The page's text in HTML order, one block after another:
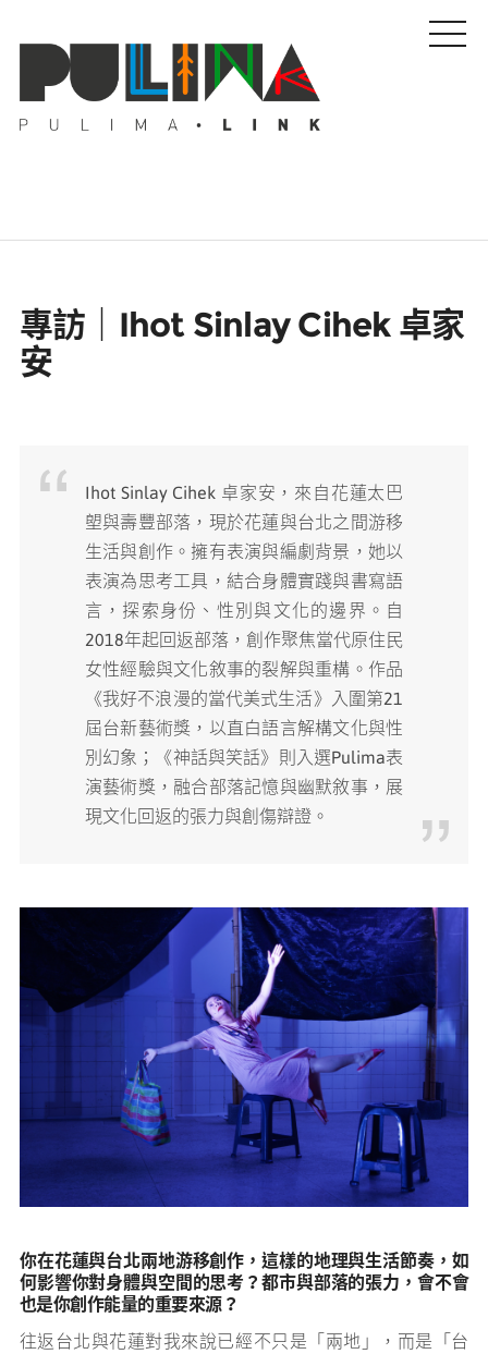
藝壇人物
媒體專區
原住民族文化藝術補助成果專區
展演櫥窗
關於我們
專訪｜Ihot Sinlay Cihek 卓家
安
Ihot Sinlay Cihek 卓家安，來自花蓮太巴
塱與壽豐部落，現於花蓮與台北之間游移
生活與創作。擁有表演與編劇背景，她以
表演為思考工具，結合身體實踐與書寫語
言，探索身份、性別與文化的邊界。自
2018年起回返部落，創作聚焦當代原住民
女性經驗與文化敘事的裂解與重構。作品
《我好不浪漫的當代美式生活》入圍第21
屆台新藝術獎，以直白語言解構文化與性
別幻象；《神話與笑話》則入選Pulima表
演藝術獎，融合部落記憶與幽默敘事，展
現文化回返的張力與創傷辯證。
你在花蓮與台北兩地游移創作，這樣的地理與生活節奏，如
何影響你對身體與空間的思考？都市與部落的張力，會不會
也是你創作能量的重要來源？
往返台北與花蓮對我來說已經不只是「兩地」，而是「台